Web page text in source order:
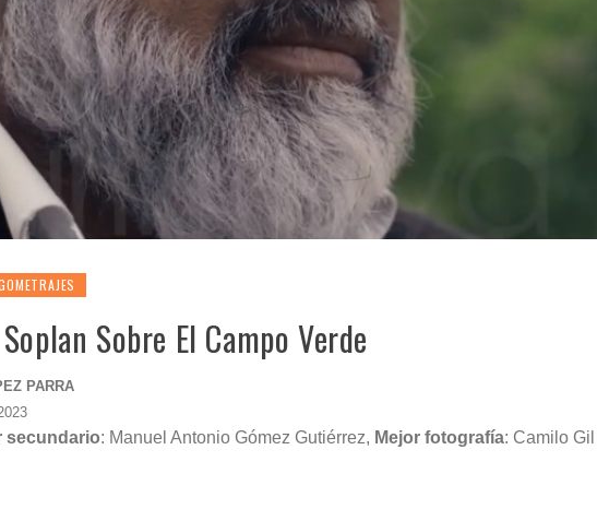
Sobre El Campo Verde
PARRA
secundario: Manuel Antonio Gómez Gutiérrez, Mejor fotografía: Camilo Gil